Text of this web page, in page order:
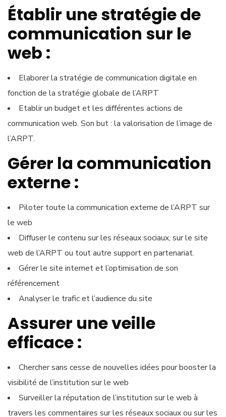
Établir une stratégie de
communication sur le
web :
Elaborer la stratégie de communication digitale en
fonction de la stratégie globale de l’ARPT
Etablir un budget et les différentes actions de
communication web. Son but : la valorisation de l’image de
l’ARPT.
Gérer la communication
externe :
Piloter toute la communication externe de l’ARPT sur
le web
Diffuser le contenu sur les réseaux sociaux, sur le site
web de l’ARPT ou tout autre support en partenariat.
Gérer le site internet et l’optimisation de son
référencement
Analyser le trafic et l’audience du site
Assurer une veille
efficace :
Chercher sans cesse de nouvelles idées pour booster la
visibilité de l’institution sur le web
Surveiller la réputation de l’institution sur le web à
travers les commentaires sur les réseaux sociaux ou sur les